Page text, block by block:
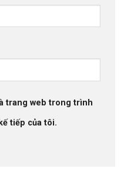
trang web trong trình
tiếp của tôi.